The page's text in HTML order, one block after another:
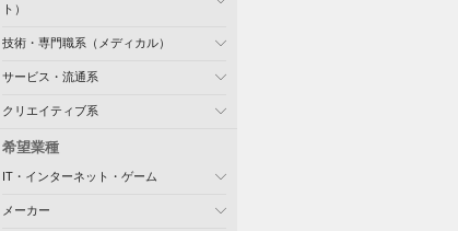
ト）
技術・専門職系（メディカル）
サービス・流通系
クリエイティブ系
希望業種
IT・インターネット・ゲーム
メーカー